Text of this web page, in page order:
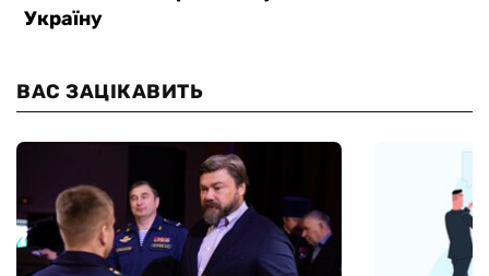
ВАС ЗАЦІКАВИТЬ